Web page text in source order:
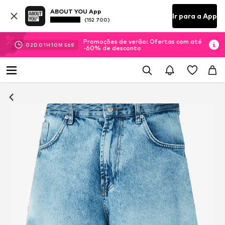
ABOUT YOU App
(152 700) Ir para a App
02D 01H10M 55S
Promoções de verão: Ofertas com até
-60% de desconto